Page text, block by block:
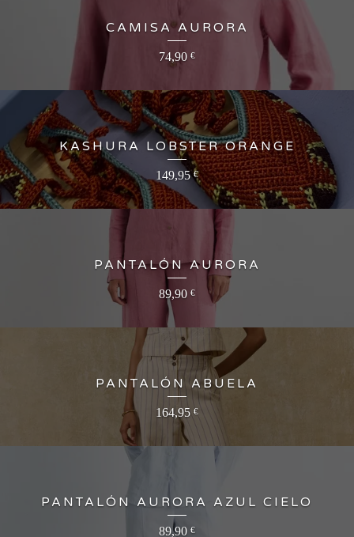
CAMISA AURORA
74,90 €
KASHURA LOBSTER ORANGE
149,95€
PANTALÓN AURORA
89,90 €
PANTALÓN ABUELA
164,95 €
PANTALÓN AURORA AZUL CIELO
89,90 €